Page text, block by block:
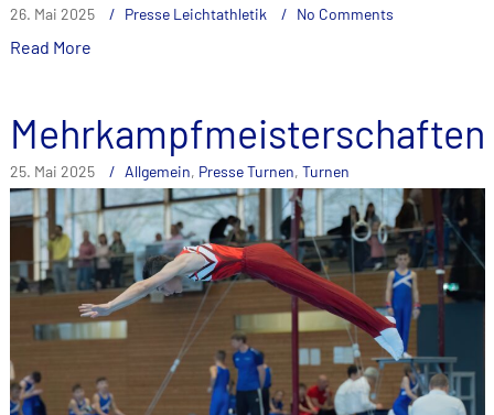
26. Mai 2025 Presse Leichtathletik No Comments
Read More
Mehrkampfmeisterschaften
25. Mai 2025 Allgemein, Presse Turnen, Turnen